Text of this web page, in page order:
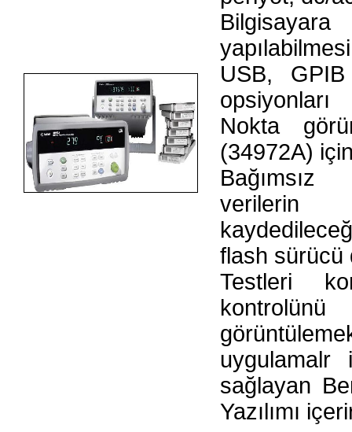
USB,
opsiyonları
Nokta
(34972A)
verilerin
flash sürücü
Testleri
kontrolünü
uygulamalr
sağlayan
Yazılımı